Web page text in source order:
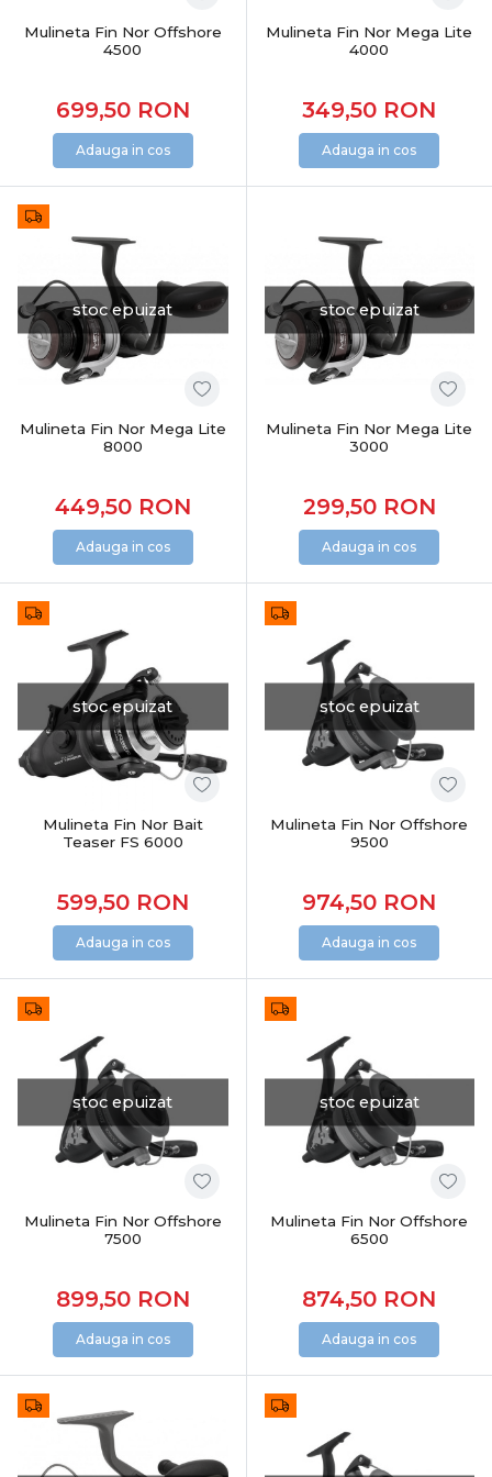
Mulineta Fin Nor Offshore
4500
699,50 RON
Adauga in cos
Mulineta Fin Nor Mega Lite
4000
349,50 RON
Adauga in cos
stoc epuizat
Mulineta Fin Nor Mega Lite
8000
449,50 RON
Adauga in cos
stoc epuizat
Mulineta Fin Nor Mega Lite
3000
299,50 RON
Adauga in cos
stoc epuizat
Mulineta Fin Nor Bait
Teaser FS 6000
599,50 RON
Adauga in cos
stoc epuizat
Mulineta Fin Nor Offshore
9500
974,50 RON
Adauga in cos
stoc epuizat
Mulineta Fin Nor Offshore
7500
899,50 RON
Adauga in cos
stoc epuizat
Mulineta Fin Nor Offshore
6500
874,50 RON
Adauga in cos